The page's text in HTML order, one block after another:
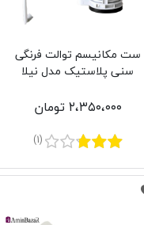
ست مکانیسم توالت فرنگی
سنی پلاستیک مدل نیلا
۲،۳۵۰،۰۰۰ تومان
(1)